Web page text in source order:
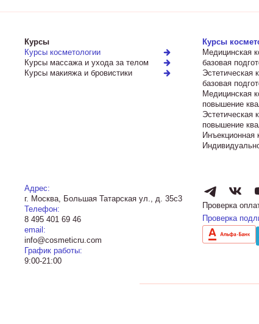
Курсы
Курсы косметологии
Курсы массажа и ухода за телом
Курсы макияжа и бровистики
Курсы
Медицинская
базовая
Эстетическая
базовая
Медицинская
повышение
Эстетическая
повышение
Инъекционная
Адрес:
г. Москва, Большая Татарская ул., д. 35с3
Телефон:
8 495 401 69 46
email:
info@cosmeticru.com
График работы:
9:00-21:00
Проверка
Проверка